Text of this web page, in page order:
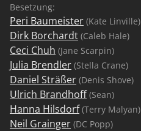
Besetzung:
Peri Baumeister (Kate Linville)
Dirk Borchardt (Caleb Hale)
Ceci Chuh (Jane Scarpin)
Julia Brendler (Stella Crane)
Daniel Sträßer (Denis Shove)
Ulrich Brandhoff(Sean)
Hanna Hilsdorf(Terry Malyan)
Neil Grainger (DC Popp)